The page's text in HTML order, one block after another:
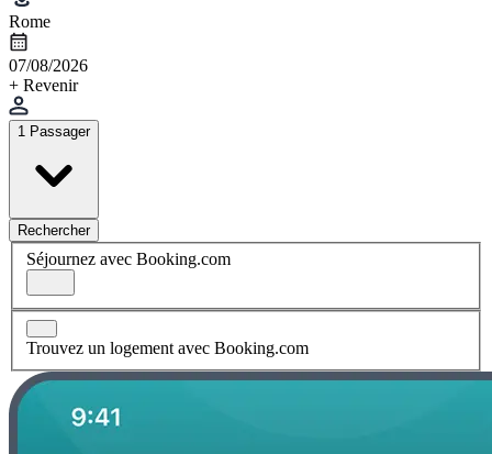
Rome
07/08/2026
+ Revenir
1 Passager
Rechercher
Séjournez avec Booking.com
Trouvez un logement avec Booking.com